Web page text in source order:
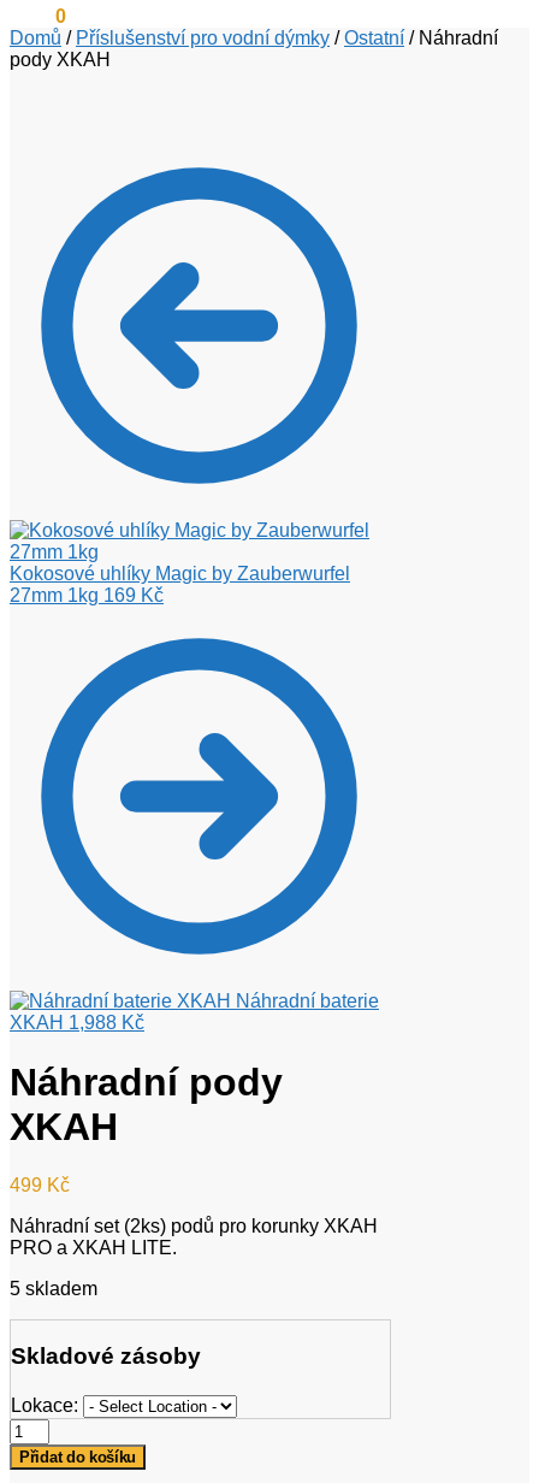
0
Domů / Příslušenství pro vodní dýmky /Ostatní / Náhradní
pody XKAH
Kokosové uhlíky Magic by Zauberwurfel
27mm 1kg 169 Kč
Náhradní baterie
XKAH 1,988 Kč
Náhradní pody
XKAH
499 Kč
Náhradní set (2ks) podů pro korunky XKAH
PRO a XKAH LITE.
5 skladem
Skladové zásoby
Lokace:
Náhradní
pody
XKAH
Přidat do košíku